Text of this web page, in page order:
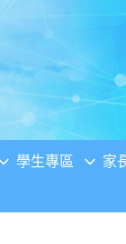
學生專區 家